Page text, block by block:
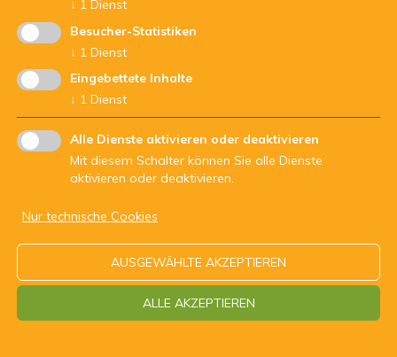
↓ 1 Dienst
Besucher-Statistiken
↓ 1 Dienst
Eingebettete Inhalte
↓ 1 Dienst
Alle Dienste aktivieren oder deaktivieren
Mit diesem Schalter können Sie alle Dienste
aktivieren oder deaktivieren.
Nur technische Cookies
AUSGEWÄHLTE AKZEPTIEREN
ALLE AKZEPTIEREN